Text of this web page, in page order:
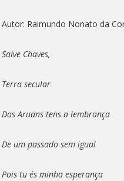
Autor: Raimundo Nonato da
Salve Chaves,
Terra secular
Dos Aruans tens a lembrança
De um passado sem igual
Pois tu és minha esperança